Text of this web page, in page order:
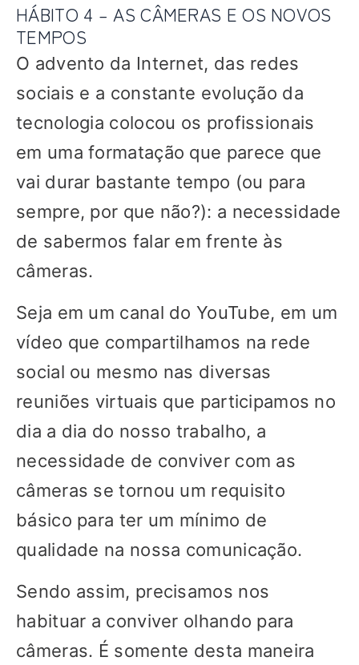
HÁBITO 4 – AS CÂMERAS E OS NOVOS
TEMPOS
O advento da Internet, das redes
sociais e a constante evolução da
tecnologia colocou os profissionais
em uma formatação que parece que
vai durar bastante tempo (ou para
sempre, por que não?): a necessidade
de sabermos falar em frente às
câmeras.
Seja em um canal do YouTube, em um
vídeo que compartilhamos na rede
social ou mesmo nas diversas
reuniões virtuais que participamos no
dia a dia do nosso trabalho, a
necessidade de conviver com as
câmeras se tornou um requisito
básico para ter um mínimo de
qualidade na nossa comunicação.
Sendo assim, precisamos nos
habituar a conviver olhando para
câmeras. É somente desta maneira